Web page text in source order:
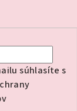
súhlasíte s